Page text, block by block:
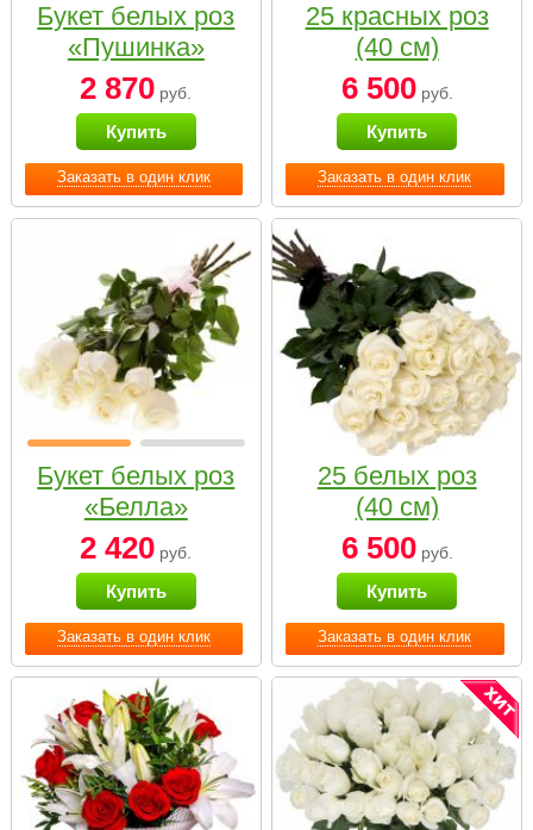
Заказать в один клик
Букет белых роз
«Пушинка»
2 870 руб.
Купить
Заказать в один клик
25 красных роз
(40 см)
6 500руб.
Купить
Заказать в один клик
Букет белых роз
«Белла»
2 420 руб.
Купить
Заказать в один клик
25 белых роз
(40 см)
6 500руб.
Купить